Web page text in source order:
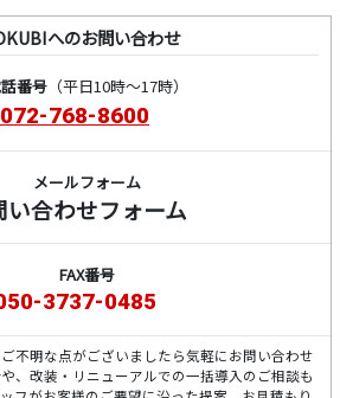
へのお問い合わせ
番号（平日10時～17時）
072-768-8600
メールフォーム
い合わせフォーム
FAX番号
3737-0485
不明な点がございましたら気軽にお問い合わせ
、改装・リニューアルでの一括導入のご相談も